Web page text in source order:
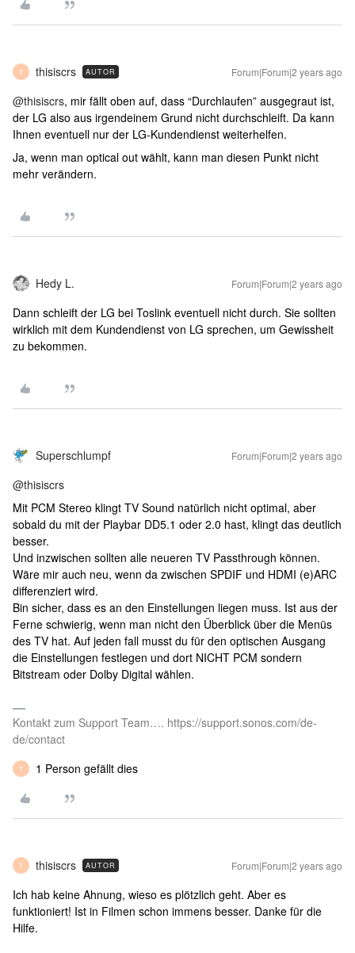
T thisiscrs AUTOR Forum|Forum|2 years ago
@thisiscrs, mir fällt oben auf, dass “Durchlaufen” ausgegraut ist,
der LG also aus irgendeinem Grund nicht durchschleift. Da kann
Ihnen eventuell nur der LG-Kundendienst weiterhelfen.
Ja, wenn man optical out wählt, kann man diesen Punkt nicht
mehr verändern.
Hedy L. Forum|Forum|2 years ago
Dann schleift der LG bei Toslink eventuell nicht durch. Sie sollten
wirklich mit dem Kundendienst von LG sprechen, um Gewissheit
zu bekommen.
Superschlumpf Forum|Forum|2 years ago
@thisiscrs
Mit PCM Stereo klingt TV Sound natürlich nicht optimal, aber
sobald du mit der Playbar DD5.1 oder 2.0 hast, klingt das deutlich
besser.
Und inzwischen sollten alle neueren TV Passthrough können.
Wäre mir auch neu, wenn da zwischen SPDIF und HDMI (e)ARC
differenziert wird.
Bin sicher, dass es an den Einstellungen liegen muss. Ist aus der
Ferne schwierig, wenn man nicht den Überblick über die Menüs
des TV hat. Auf jeden fall musst du für den optischen Ausgang
die Einstellungen festlegen und dort NICHT PCM sondern
Bitstream oder Dolby Digital wählen.
Kontakt zum Support Team…. https://support.sonos.com/de-
de/contact
T 1 Person gefällt dies
T thisiscrs AUTOR Forum|Forum|2 years ago
Ich hab keine Ahnung, wieso es plötzlich geht. Aber es
funktioniert! Ist in Filmen schon immens besser. Danke für die
Hilfe.